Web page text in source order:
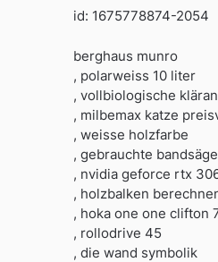
id: 1675778874-2054
berghaus munro
, polarweiss 10 liter
, vollbiologische
, milbemax katze
, weisse holzfarbe
, gebrauchte
, nvidia geforce rtx
, holzbalken
, hoka one one clifton
, rollodrive 45
, die wand symbolik